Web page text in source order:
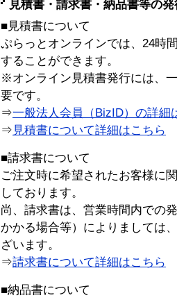
見積書・請求書・納品書等の
■見積書について
ぷらっとオンラインでは、24時
することができます。
※オンライン見積書発行には、
要です。
⇒一般法人会員（BizID）の詳細
⇒ 見積書について詳細はこちら
■請求書について
ご注文時に希望されたお客様に
しております。
尚、請求書は、営業時間内での
かかる場合等）によりましては
ざいます。
⇒請求書について詳細はこちら
■納品書について